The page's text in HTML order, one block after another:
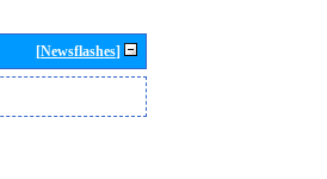
[Newsflashes]